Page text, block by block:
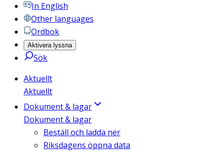
In English
Other languages
Ordbok
Aktivera lyssna
Sök
Aktuellt
Aktuellt
Dokument & lagar
Dokument & lagar
Beställ och ladda ner
Riksdagens öppna data